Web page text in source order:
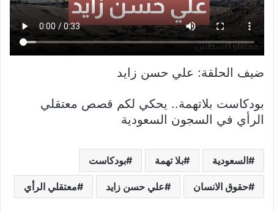
ضيف الحلقة: علي حسن زايد
بودكاست بلاتهمة.. يحكي لكم قصص معتقلي
الرأي في السجون السعودية
السعودية بلا تهمة بودكاست
حقوق الانسان علي حسن زايد معتقلي الرأي